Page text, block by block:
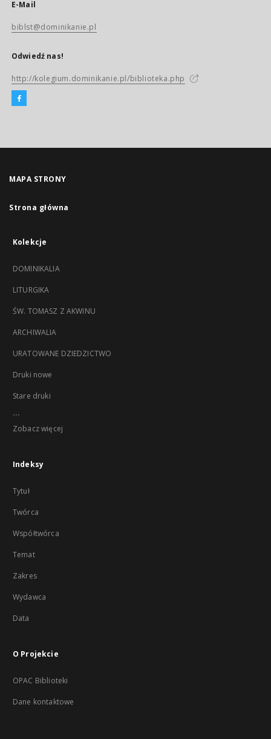
E-Mail
biblst@dominikanie.pl
Odwiedź nas!
http://kolegium.dominikanie.pl/biblioteka.php
MAPA STRONY
Strona główna
Kolekcje
DOMINIKALIA
LITURGIKA
ŚW. TOMASZ Z AKWINU
ARCHIWALIA
URATOWANE DZIEDZICTWO
Druki nowe
Stare druki
...
Zobacz więcej
Indeksy
Tytuł
Twórca
Współtwórca
Temat
Zakres
Wydawca
Data
O Projekcie
OPAC Biblioteki
Dane kontaktowe